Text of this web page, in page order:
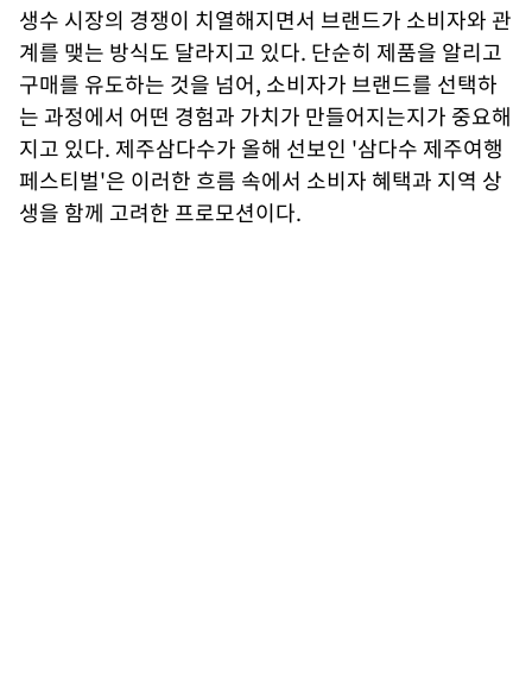
생수 시장의 경쟁이 치열해지면서 브랜드가 소비자와 관
계를 맺는 방식도 달라지고 있다. 단순히 제품을 알리고
구매를 유도하는 것을 넘어, 소비자가 브랜드를 선택하
는 과정에서 어떤 경험과 가치가 만들어지는지가 중요해
지고 있다. 제주삼다수가 올해 선보인 '삼다수 제주여행
페스티벌'은 이러한 흐름 속에서 소비자 혜택과 지역 상
생을 함께 고려한 프로모션이다.